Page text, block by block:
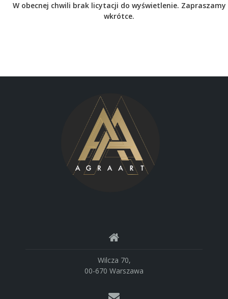
W obecnej chwili brak licytacji do wyświetlenie. Zapraszamy
wkrótce.
Wilcza 70,
00-670 Warszawa